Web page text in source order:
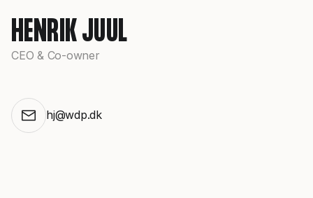
HENRIK JUUL
CEO & Co-owner
hj@wdp.dk